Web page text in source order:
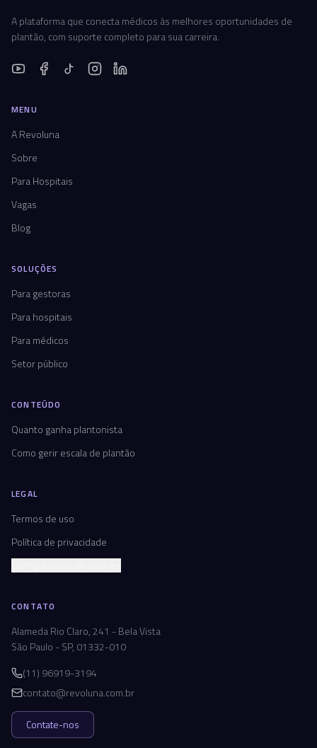
A plataforma que conecta médicos às melhores oportunidades de
plantão, com suporte completo para sua carreira.
MENU
A Revoluna
Sobre
Para Hospitais
Vagas
Blog
SOLUÇÕES
Para gestoras
Para hospitais
Para médicos
Setor público
CONTEÚDO
Quanto ganha plantonista
Como gerir escala de plantão
LEGAL
Termos de uso
Política de privacidade
CONTATO
Alameda Rio Claro, 241 - Bela Vista
São Paulo - SP, 01332-010
(11) 96919-3194
contato@revoluna.com.br
Contate-nos